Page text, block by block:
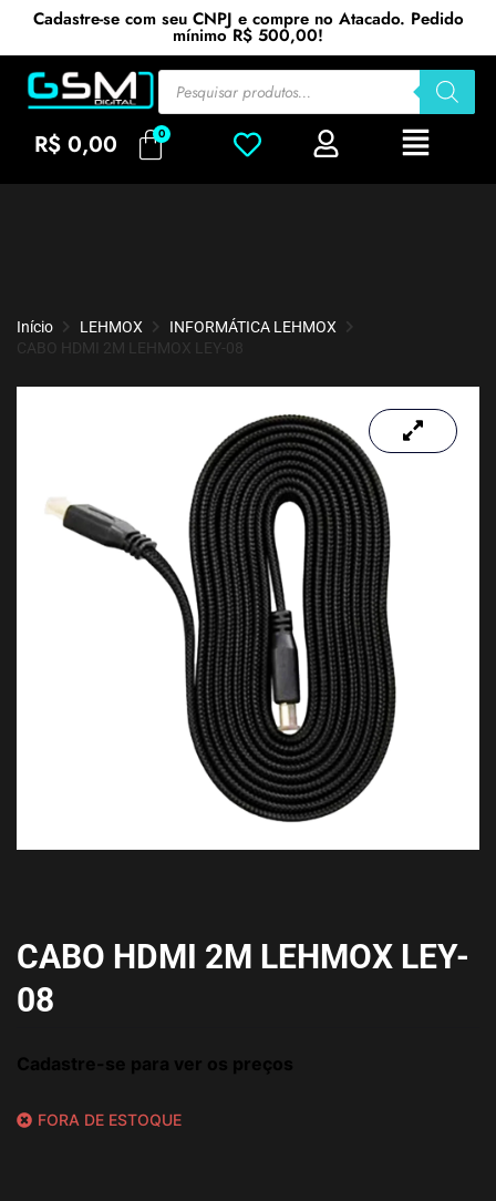
Cadastre-se com seu CNPJ e compre no Atacado. Pedido
mínimo R$ 500,00!
R$ 0,00
Início LEHMOX
INFORMÁTICA LEHMOX
CABO HDMI 2M LEHMOX LEY-08
CABO HDMI 2M LEHMOX LEY-
08
Cadastre-se para ver os preços
FORA DE ESTOQUE